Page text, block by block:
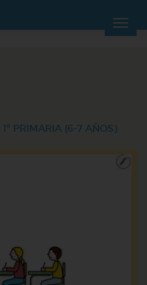
1º PRIMARIA (6-7 AÑOS)